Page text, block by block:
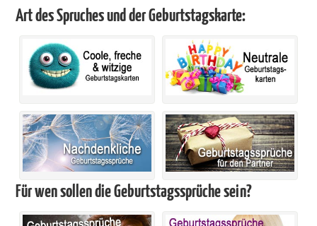
Art des Spruches und der Geburtstagskarte:
Für wen sollen die Geburtstagssprüche sein?